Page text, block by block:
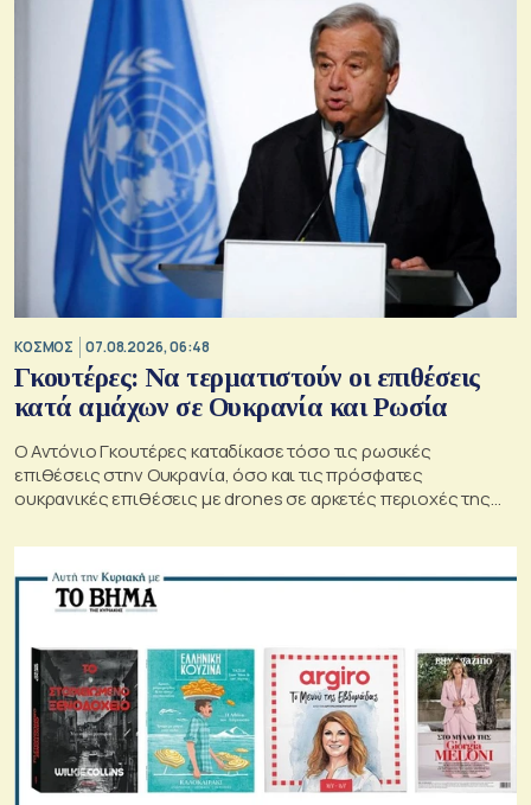
ΚΟΣΜΟΣ 07.08.2026, 06:48
Γκουτέρες: Να τερματιστούν οι επιθέσεις
κατά αμάχων σε Ουκρανία και Ρωσία
Ο Αντόνιο Γκουτέρες καταδίκασε τόσο τις ρωσικές
επιθέσεις στην Ουκρανία, όσο και τις πρόσφατες
ουκρανικές επιθέσεις με drones σε αρκετές περιοχές της
ζημιές σε μη στρατιωτικές υποδομές.